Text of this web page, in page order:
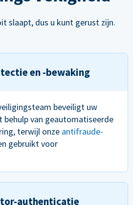
slaapt, dus u kunt gerust zijn.
en -bewaking
beveiligt uw
behulp van geautomatiseerde
terwijl onze antifraude-
gebruikt voor
authenticatie